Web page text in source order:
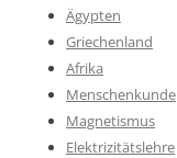
Ägypten
Griechenland
Afrika
Menschenkunde
Magnetismus
Elektrizitätslehre